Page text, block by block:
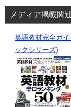
メディア掲載関
英語教材完全ガ
ックシリーズ)